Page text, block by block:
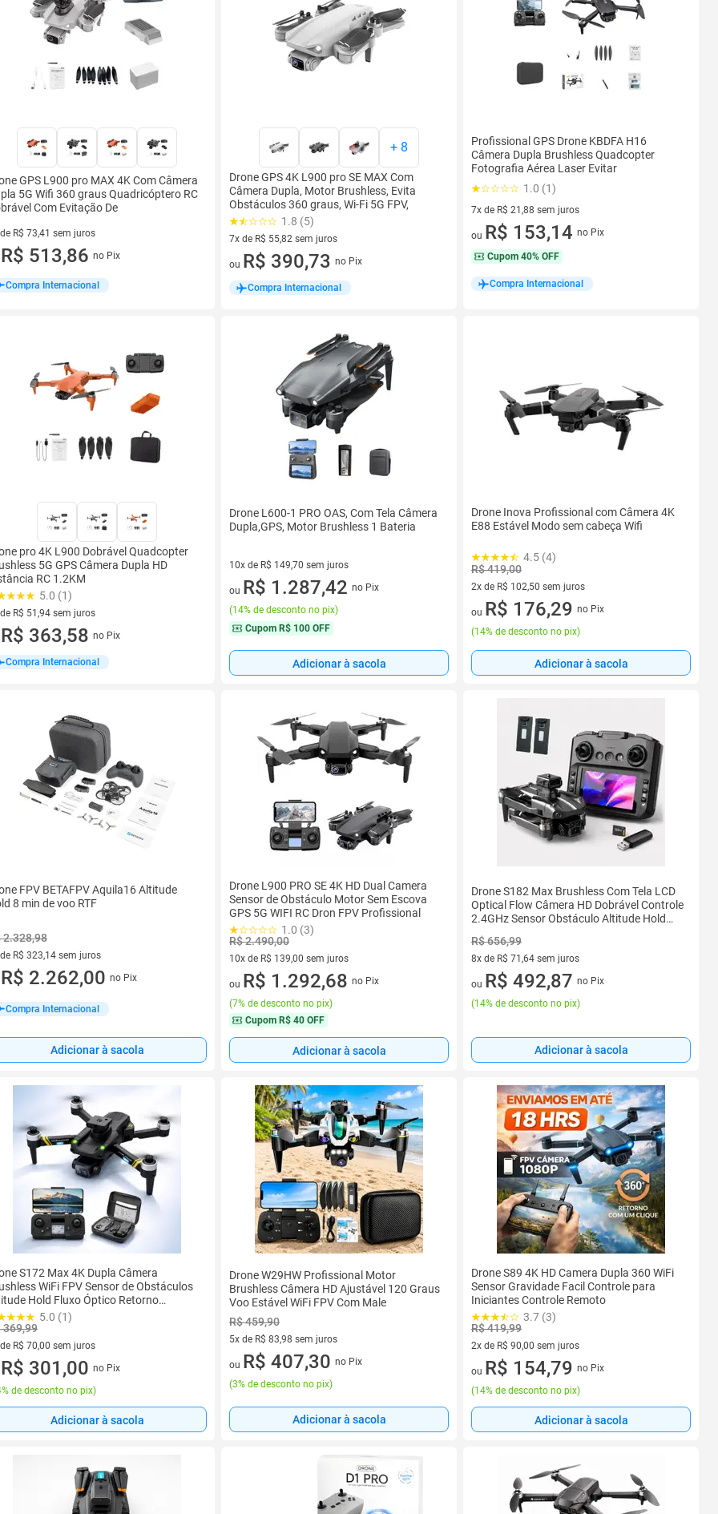
GPS L900 pro MAX 4K Com Câmera
5G Wifi 360 graus Quadricóptero RC
Com Evitação De
R$ 73,41 sem juros
de R$ 73,41 sem juros
R$ 513,86 no Pix
Compra Internacional
+ 8
Drone GPS 4K L900 pro SE MAX Com
Câmera Dupla, Motor Brushless, Evita
Obstáculos 360 graus, Wi-Fi 5G FPV,
1.8 (5)
7x de R$ 55,82 sem juros
7 vez de R$ 55,82 sem juros
ou R$ 390,73 no Pix
Compra Internacional
Profissional GPS Drone KBDFA H16
Câmera Dupla Brushless Quadcopter
Fotografia Aérea Laser Evitar
1.0 (1)
7x de R$ 21,88 sem juros
7 vez de R$ 21,88 sem juros
ou R$ 153,14 no Pix
Cupom 40% OFF
Compra Internacional
pro 4K L900 Dobrável Quadcopter
5G GPS Câmera Dupla HD
RC 1.2KM
5.0 (1)
R$ 51,94 sem juros
de R$ 51,94 sem juros
R$ 363,58 no Pix
Compra Internacional
Drone L600-1 PRO OAS, Com Tela Câmera
Dupla,GPS, Motor Brushless 1 Bateria
10x de R$ 149,70 sem juros
10 vez de R$ 149,70 sem juros
ou R$ 1.287,42 no Pix
(14% de desconto no pix)
Cupom R$ 100 OFF
Adicionar à sacola
Drone Inova Profissional com Câmera 4K
E88 Estável Modo sem cabeça Wifi
4.5 (4)
R$ 419,00
2x de R$ 102,50 sem juros
2 vez de R$ 102,50 sem juros
ou R$ 176,29 no Pix
(14% de desconto no pix)
Adicionar à sacola
FPV BETAFPV Aquila16 Altitude
8 min de voo RTF
2.328,98
R$ 323,14 sem juros
de R$ 323,14 sem juros
R$ 2.262,00 no Pix
Compra Internacional
Adicionar à sacola
Drone L900 PRO SE 4K HD Dual Camera
Sensor de Obstáculo Motor Sem Escova
GPS 5G WIFI RC Dron FPV Profissional
1.0 (3)
R$ 2.490,00
10x de R$ 139,00 sem juros
10 vez de R$ 139,00 sem juros
ou R$ 1.292,68 no Pix
(7% de desconto no pix)
Cupom R$ 40 OFF
Adicionar à sacola
Drone S182 Max Brushless Com Tela LCD
Optical Flow Câmera HD Dobrável Controle
2.4GHz Sensor Obstáculo Altitude Hold
R$ 656,99
8x de R$ 71,64 sem juros
8 vez de R$ 71,64 sem juros
ou R$ 492,87 no Pix
(14% de desconto no pix)
Adicionar à sacola
S172 Max 4K Dupla Câmera
WiFi FPV Sensor de Obstáculos
Hold Fluxo Óptico Retorno
modo sem cabeça dobrável
5.0 (1)
369,99
R$ 70,00 sem juros
de R$ 70,00 sem juros
R$ 301,00 no Pix
de desconto no pix)
Adicionar à sacola
Drone W29HW Profissional Motor
Brushless Câmera HD Ajustável 120 Graus
Voo Estável WiFi FPV Com Male
R$ 459,90
5x de R$ 83,98 sem juros
5 vez de R$ 83,98 sem juros
ou R$ 407,30 no Pix
(3% de desconto no pix)
Adicionar à sacola
Drone S89 4K HD Camera Dupla 360 WiFi
Sensor Gravidade Facil Controle para
Iniciantes Controle Remoto
3.7 (3)
R$ 419,99
2x de R$ 90,00 sem juros
2 vez de R$ 90,00 sem juros
ou R$ 154,79 no Pix
(14% de desconto no pix)
Adicionar à sacola